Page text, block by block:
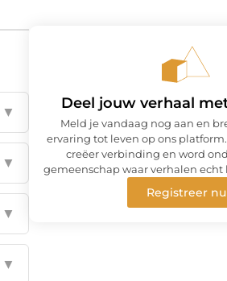
▼
▼
▼
▼
Deel jouw verhaal
Meld je vandaag nog aan en
ervaring tot leven op ons
creëer verbinding en word
gemeenschap waar verhalen echt
Registreer nu